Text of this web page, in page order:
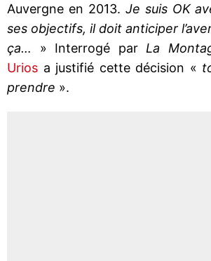
Auvergne en 2013. Je suis OK
ses objectifs, il doit anticiper
ça… » Interrogé par La
Urios a justifié cette décision «
prendre ».